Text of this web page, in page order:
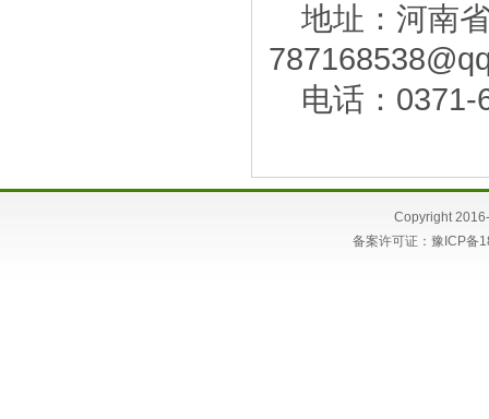
地址：河南
电话：
Copyright
备案许可证： 豫ICP备